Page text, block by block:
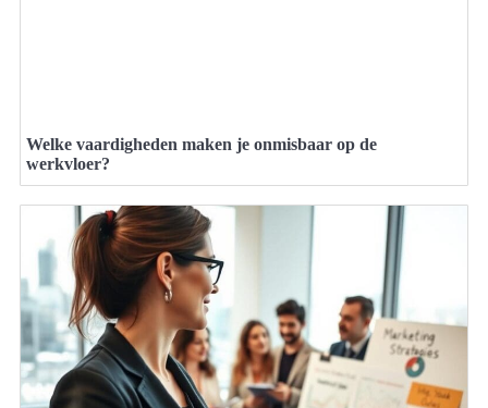
Welke vaardigheden maken je onmisbaar op de
werkvloer?